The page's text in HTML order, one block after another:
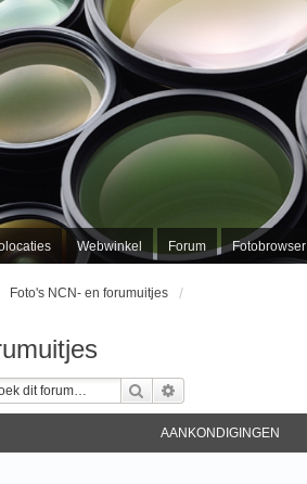
Webwinkel Forum Fotobrowser
Foto's NCN- en forumuitjes
Zoek
AANKONDIGINGEN